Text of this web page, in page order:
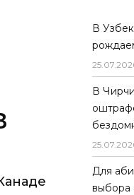
В
25.07.
В
25.07.
Для
выбора